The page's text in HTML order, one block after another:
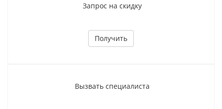
Запрос на скидку
Получить
Вызвать специалиста